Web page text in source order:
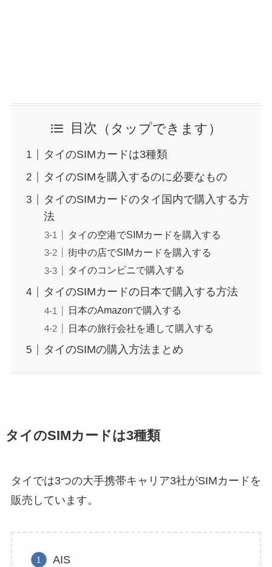
目次
タイのSIMカードは3種類
タイのSIMを購入するのに必要なもの
タイのSIMカードのタイ国内で購入する方
法
タイの空港でSIMカードを購入する
街中の店でSIMカードを購入する
タイのコンビニで購入する
タイのSIMカードの日本で購入する方法
日本のAmazonで購入する
日本の旅行会社を通して購入する
タイのSIMの購入方法まとめ
タイのSIMカードは3種類
タイでは3つの大手携帯キャリア3社がSIMカードを
販売しています。
AIS